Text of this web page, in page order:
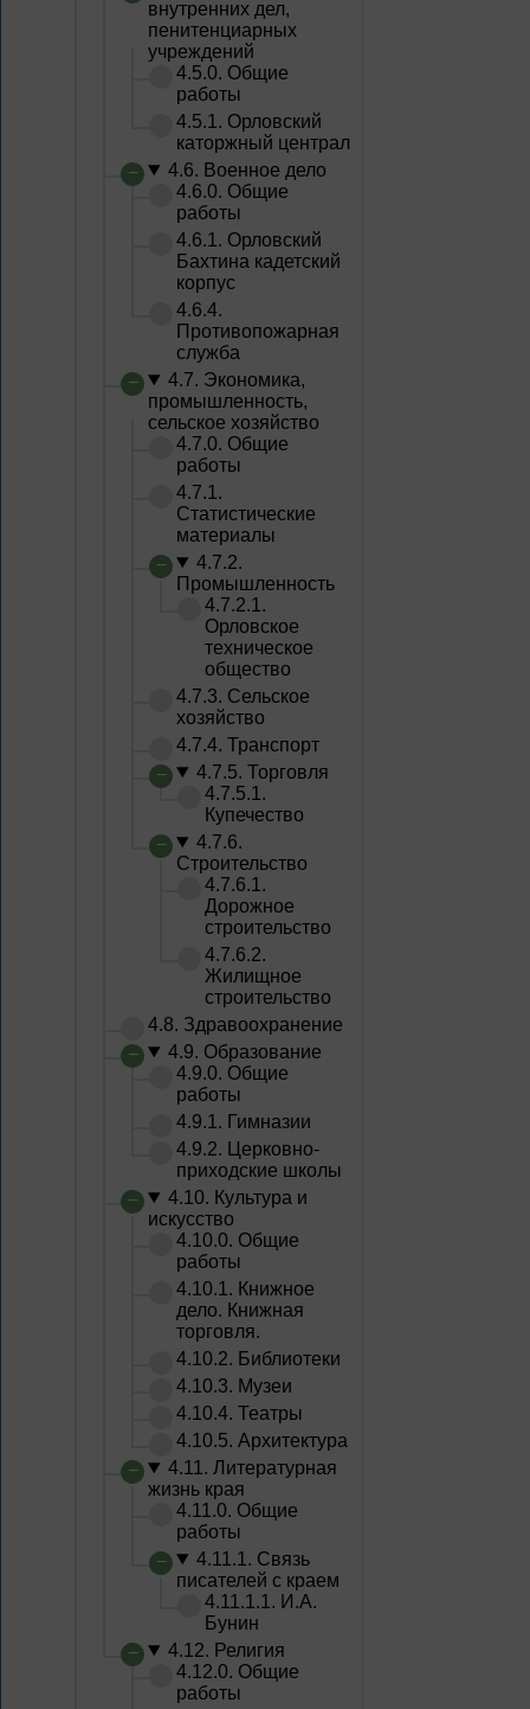
внутренних дел,
пенитенциарных
учреждений
4.5.0. Общие
работы
4.5.1. Орловский
каторжный централ
4.6. Военное дело
4.6.0. Общие
работы
4.6.1. Орловский
Бахтина кадетский
корпус
4.6.4.
Противопожарная
служба
4.7. Экономика,
промышленность,
сельское хозяйство
4.7.0. Общие
работы
4.7.1.
Статистические
материалы
4.7.2.
Промышленность
4.7.2.1.
Орловское
техническое
общество
4.7.3. Сельское
хозяйство
4.7.4. Транспорт
4.7.5. Торговля
4.7.5.1.
Купечество
4.7.6.
Строительство
4.7.6.1.
Дорожное
строительство
4.7.6.2.
Жилищное
строительство
4.8. Здравоохранение
4.9. Образование
4.9.0. Общие
работы
4.9.1. Гимназии
4.9.2. Церковно-
приходские школы
4.10. Культура и
искусство
4.10.0. Общие
работы
4.10.1. Книжное
дело. Книжная
торговля.
4.10.2. Библиотеки
4.10.3. Музеи
4.10.4. Театры
4.10.5. Архитектура
4.11. Литературная
жизнь края
4.11.0. Общие
работы
4.11.1. Связь
писателей с краем
4.11.1.1. И.А.
Бунин
4.12. Религия
4.12.0. Общие
работы